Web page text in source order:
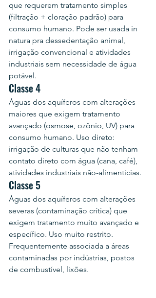
que requerem tratamento simples
(filtração + cloração padrão) para
consumo humano. Pode ser usada in
natura pra dessedentação animal,
irrigação convencional e atividades
industriais sem necessidade de água
potável.
Classe 4
Águas dos aquíferos com alterações
maiores que exigem tratamento
avançado (osmose, ozônio, UV) para
consumo humano. Uso direto:
irrigação de culturas que não tenham
contato direto com água (cana, café),
atividades industriais não-alimentícias.
Classe 5
Águas dos aquíferos com alterações
severas (contaminação crítica) que
exigem tratamento muito avançado e
específico. Uso muito restrito.
Frequentemente associada a áreas
contaminadas por indústrias, postos
de combustível, lixões.